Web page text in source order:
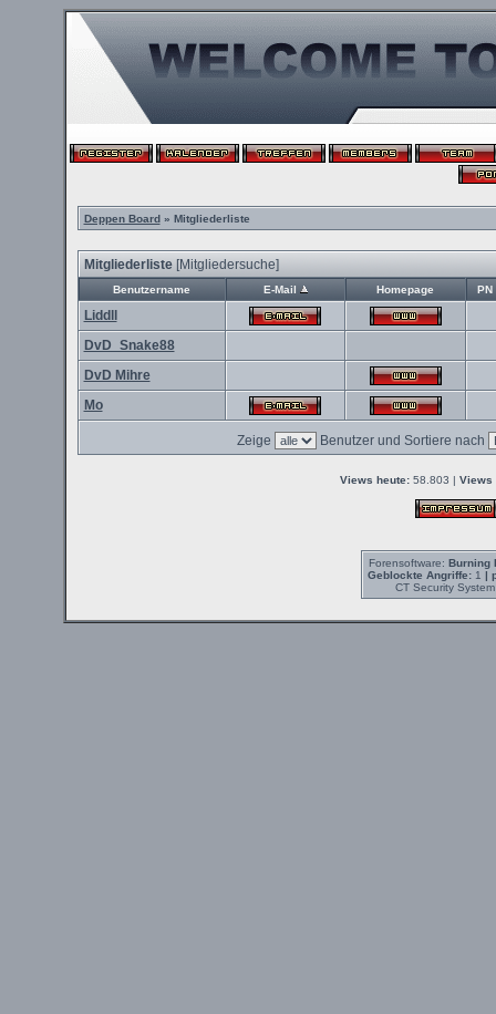
Deppen Board» Mitgliederliste
Mitgliederliste[Mitgliedersuche]
Benutzername E-Mail Homepage PN
Liddll
DvD_Snake88
DvD Mihre
Mo
Zeige Benutzer und Sortiere nach
Views heute: 58.803 | Views
Forensoftware: Burning
Geblockte Angriffe:1 |
CT Security